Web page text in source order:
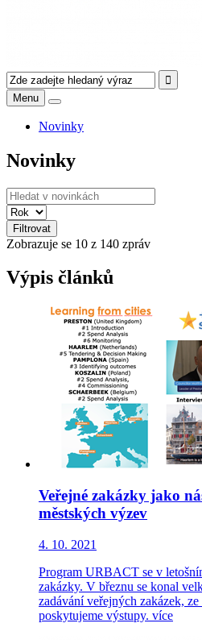
Menu
Novinky
Novinky
Filtrovat
Zobrazuje se 10 z 140 zpráv
Výpis článků
Veřejné zakázky jako
městských výzev
4. 10. 2021
Program URBACT se v
zakázky. V březnu se konal
zadávání veřejných zakázek,
poskytujeme výstupy. více